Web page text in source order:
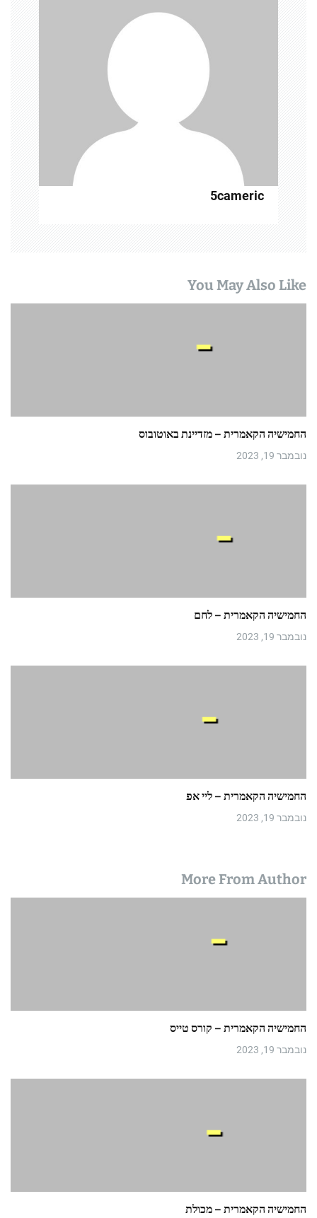
5cameric
You May Also Like
החמישיה הקאמרית – מזדיינת באוטובוס
נובמבר 19, 2023
החמישיה הקאמרית – לחם
נובמבר 19, 2023
החמישיה הקאמרית – ליי אפ
נובמבר 19, 2023
More From Author
החמישיה הקאמרית – קורס טייס
נובמבר 19, 2023
החמישיה הקאמרית – מכולת